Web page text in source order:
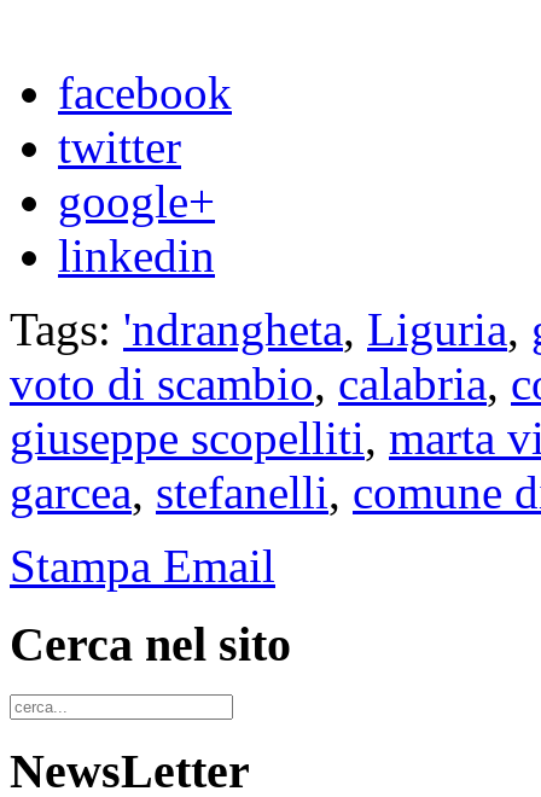
facebook
twitter
google+
linkedin
Tags: 'ndrangheta, Liguria,
voto di scambio, calabria,
giuseppe scopelliti, marta
garcea, stefanelli, comune
Stampa Email
Cerca nel sito
NewsLetter